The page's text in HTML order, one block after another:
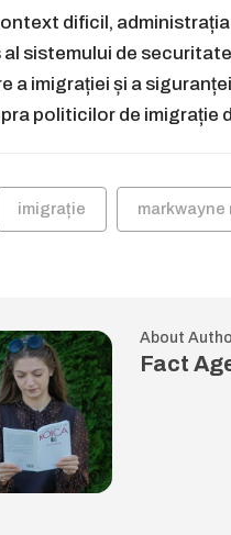
dificil,
al sistemului de
a imigrației și a
politicilor de imigrație
imigrație markwayne
About
Fact